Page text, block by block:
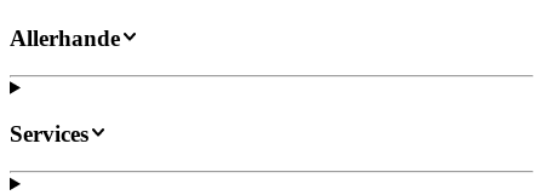
Allerhande
Services